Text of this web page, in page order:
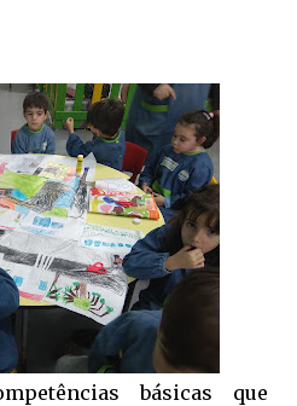
básicas que